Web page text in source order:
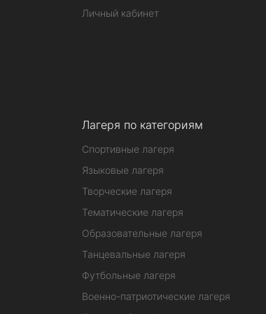
Личный кабинет
Лагеря по категориям
Спортивные лагеря
Языковые лагеря
Творческие лагеря
Тематические лагеря
Образовательные лагеря
Танцевальные лагеря
Футбольные лагеря
Военно-патриотические лагеря